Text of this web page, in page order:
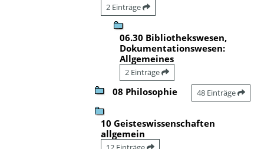
2 Einträge
06.30 Bibliothekswesen,
Dokumentationswesen:
Allgemeines
2 Einträge
08 Philosophie 48 Einträge
10 Geisteswissenschaften
allgemein